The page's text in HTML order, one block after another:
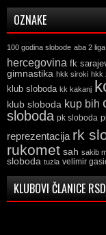
OZNAKE
100 godina slobode aba 2 liga
hercegovina fk
gimnastika hkk siroki hkk
klub sloboda kk kakanj
klub sloboda kup bih
sloboda pk sloboda
reprezentacija rk
rukomet sah sakib
sloboda tuzla velimir
KLUBOVI ČLANICE